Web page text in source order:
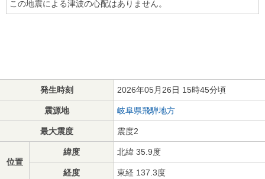
この地震による津波の心配はありません。
発生時刻 2026年05月26日 15時45分頃
震源地 岐阜県飛騨地方
最大震度 震度2
位置
緯度 北緯 35.9度
経度 東経 137.3度